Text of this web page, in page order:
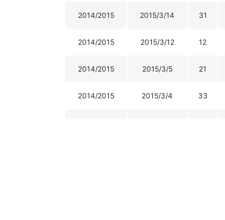
2014/2015 2015/3/14 31
2014/2015 2015/3/12 12
2014/2015 2015/3/5 21
2014/2015 2015/3/4 33